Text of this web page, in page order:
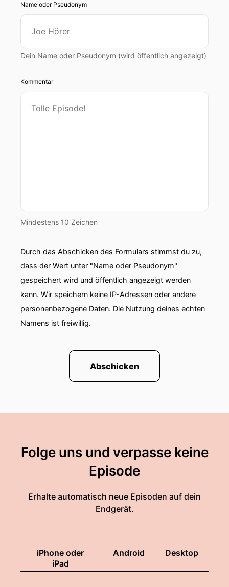
Name oder Pseudonym
Dein Name oder Pseudonym (wird öffentlich angezeigt)
Kommentar
Mindestens 10 Zeichen
Durch das Abschicken des Formulars stimmst du zu,
dass der Wert unter "Name oder Pseudonym"
gespeichert wird und öffentlich angezeigt werden
kann. Wir speichern keine IP-Adressen oder andere
personenbezogene Daten. Die Nutzung deines echten
Namens ist freiwillig.
Abschicken
Folge uns und verpasse keine
Episode
Erhalte automatisch neue Episoden auf dein
Endgerät.
iPhone oder
iPad
Android Desktop